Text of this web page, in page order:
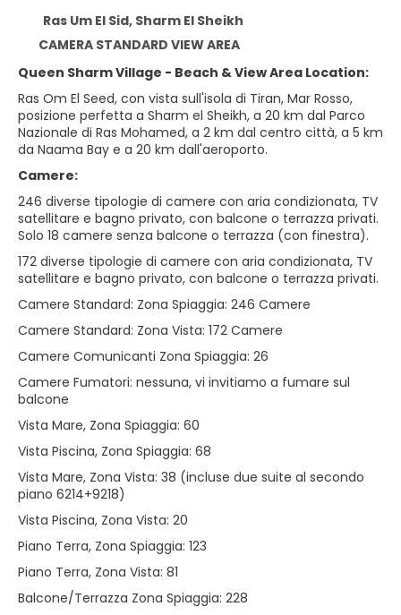
Ras Um El Sid, Sharm El Sheikh
CAMERA STANDARD VIEW AREA
Queen Sharm Village - Beach & View Area Location:
Ras Om El Seed, con vista sull'isola di Tiran, Mar Rosso,
posizione perfetta a Sharm el Sheikh, a 20 km dal Parco
Nazionale di Ras Mohamed, a 2 km dal centro città, a 5 km
da Naama Bay e a 20 km dall'aeroporto.
Camere:
246 diverse tipologie di camere con aria condizionata, TV
satellitare e bagno privato, con balcone o terrazza privati.
Solo 18 camere senza balcone o terrazza (con finestra).
172 diverse tipologie di camere con aria condizionata, TV
satellitare e bagno privato, con balcone o terrazza privati.
Camere Standard: Zona Spiaggia: 246 Camere
Camere Standard: Zona Vista: 172 Camere
Camere Comunicanti Zona Spiaggia: 26
Camere Fumatori: nessuna, vi invitiamo a fumare sul
balcone
Vista Mare, Zona Spiaggia: 60
Vista Piscina, Zona Spiaggia: 68
Vista Mare, Zona Vista: 38 (incluse due suite al secondo
piano 6214+9218)
Vista Piscina, Zona Vista: 20
Piano Terra, Zona Spiaggia: 123
Piano Terra, Zona Vista: 81
Balcone/Terrazza Zona Spiaggia: 228